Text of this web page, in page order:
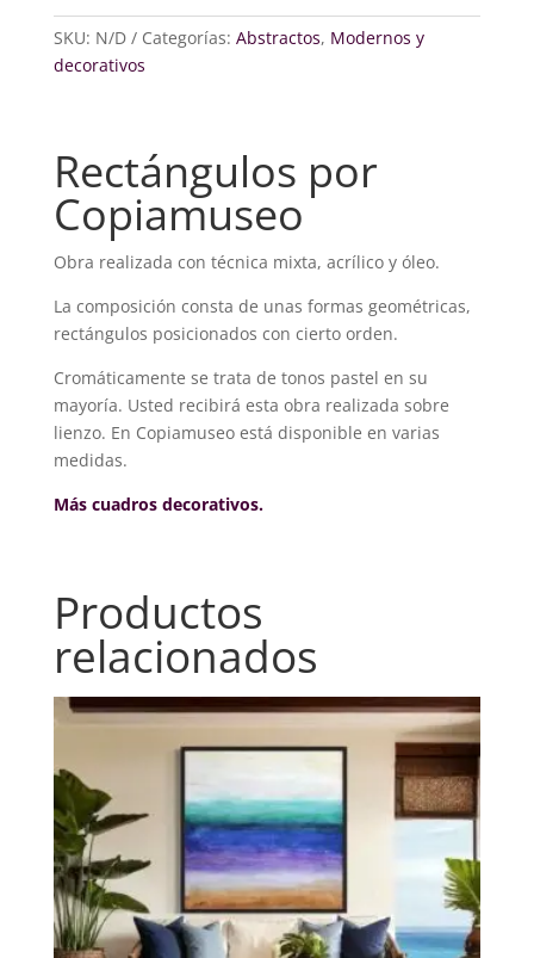
SKU: N/D Categorías: Abstractos, Modernos y
decorativos
Rectángulos por
Copiamuseo
Obra realizada con técnica mixta, acrílico y óleo.
La composición consta de unas formas geométricas,
rectángulos posicionados con cierto orden.
Cromáticamente se trata de tonos pastel en su
mayoría. Usted recibirá esta obra realizada sobre
lienzo. En Copiamuseo está disponible en varias
medidas.
Más cuadros decorativos.
Productos
relacionados